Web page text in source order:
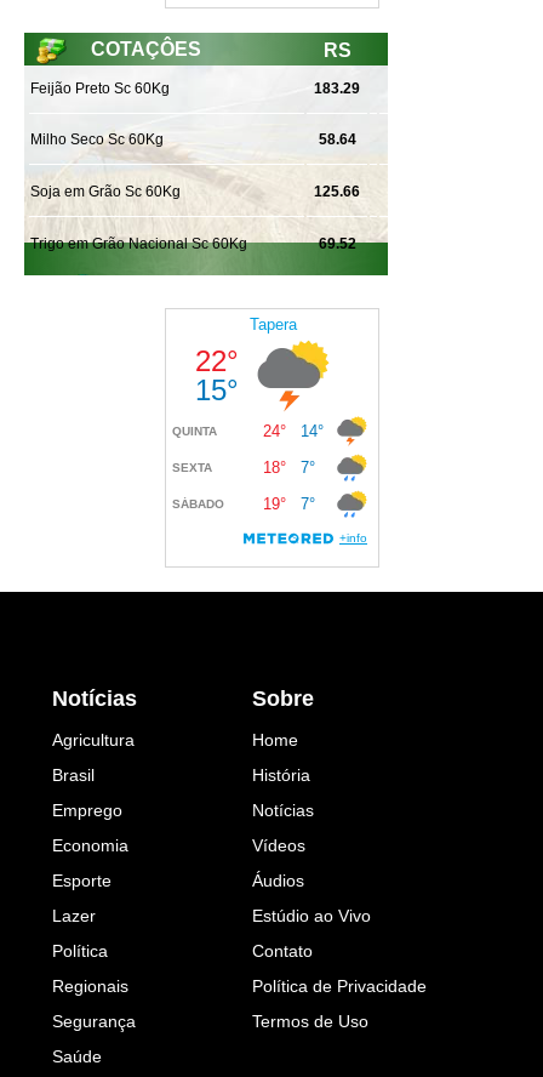
Notícias
Agricultura
Brasil
Emprego
Economia
Esporte
Lazer
Política
Regionais
Segurança
Saúde
Sobre
Home
História
Notícias
Vídeos
Áudios
Estúdio ao Vivo
Contato
Política de Privacidade
Termos de Uso